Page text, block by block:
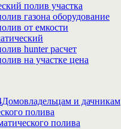
полив участка
газона оборудование
от емкости
hunter расчет
на участке цена
Домовладельцам и дачникам
полива
полива